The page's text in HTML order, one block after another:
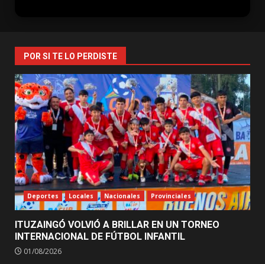
POR SI TE LO PERDISTE
Deportes Locales Nacionales Provinciales
ITUZAINGÓ VOLVIÓ A BRILLAR EN UN TORNEO
INTERNACIONAL DE FÚTBOL INFANTIL
01/08/2026